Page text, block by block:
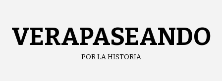
VERAPASEANDO
POR LA HISTORIA